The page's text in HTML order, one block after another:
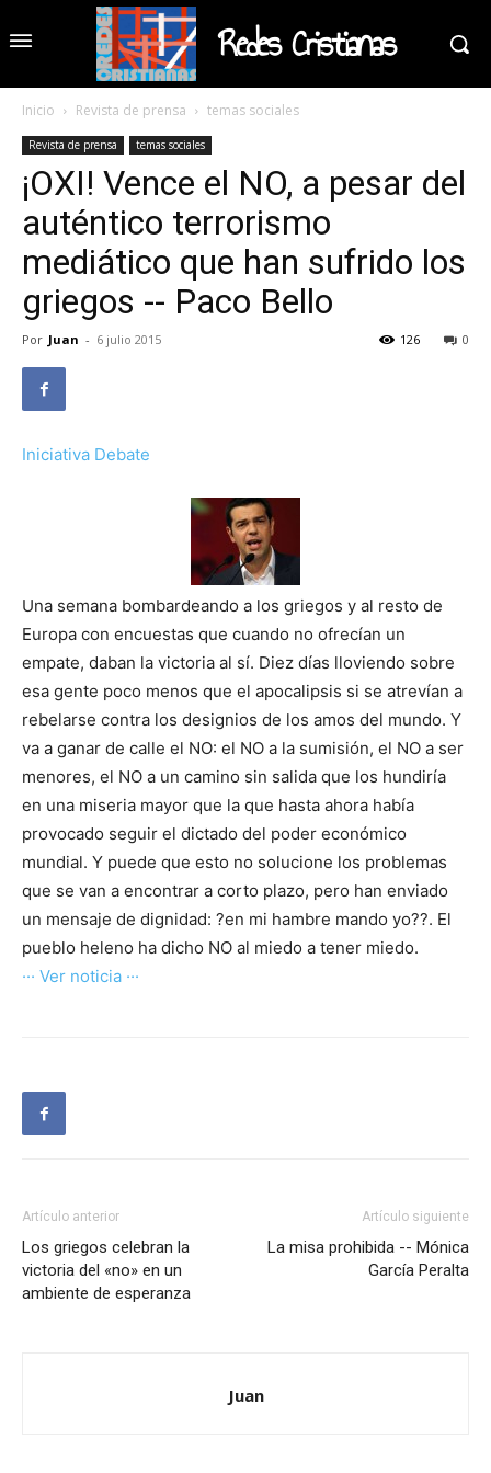
Redes Cristianas
Inicio Revista de prensa temas sociales
Revista de prensa temas sociales
¡OXI! Vence el NO, a pesar del
auténtico terrorismo
mediático que han sufrido los
griegos -- Paco Bello
Por Juan - 6 julio 2015 0
126
Iniciativa Debate
Una semana bombardeando a los griegos y al resto de
Europa con encuestas que cuando no ofrecían un
empate, daban la victoria al sí. Diez días lloviendo sobre
esa gente poco menos que el apocalipsis si se atrevían a
rebelarse contra los designios de los amos del mundo. Y
va a ganar de calle el NO: el NO a la sumisión, el NO a ser
menores, el NO a un camino sin salida que los hundiría
en una miseria mayor que la que hasta ahora había
provocado seguir el dictado del poder económico
mundial. Y puede que esto no solucione los problemas
que se van a encontrar a corto plazo, pero han enviado
un mensaje de dignidad: ?en mi hambre mando yo??. El
pueblo heleno ha dicho NO al miedo a tener miedo.
··· Ver noticia ···
Artículo anterior
Los griegos celebran la
victoria del «no» en un
ambiente de esperanza
Artículo siguiente
La misa prohibida -- Mónica
García Peralta
Juan